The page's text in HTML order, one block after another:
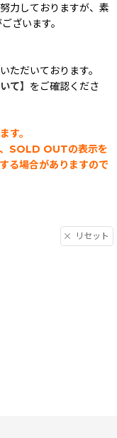
力しておりますが、素
ざいます。
ただいております。
て】 をご確認くださ
す。
SOLD OUTの表示を
る場合がありますので
リセット